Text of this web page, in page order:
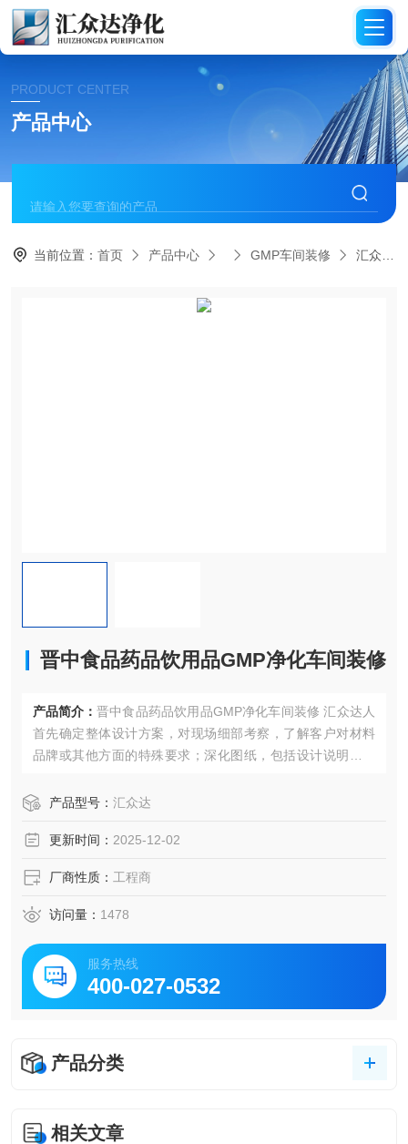
PRODUCT CENTER
产品中心
当前位置：首页 产品中心 GMP车间装修 汇众达晋中食品药品饮用品GMP净化车间装修
晋中食品药品饮用品GMP净化车间装修
产品简介： 晋中食品药品饮用品GMP净化车间装修 汇众达人
首先确定整体设计方案，对现场细部考察，了解客户对材料
品牌或其他方面的特殊要求；深化图纸，包括设计说明、文
工的标准，确定方案后，输出全套施工图纸。
产品型号： 汇众达
更新时间： 2025-12-02
厂商性质： 工程商
访问量： 1478
服务热线
400-027-0532
产品分类
相关文章